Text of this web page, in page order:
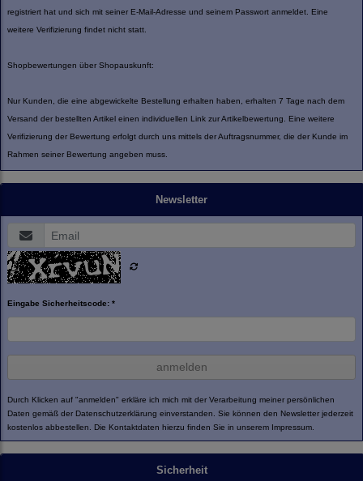
registriert hat und sich mit seiner E-Mail-Adresse und seinem Passwort anmeldet. Eine
weitere Verifizierung findet nicht statt.
Shopbewertungen über Shopauskunft:
Nur Kunden, die eine abgewickelte Bestellung erhalten haben, erhalten 7 Tage nach dem
Versand der bestellten Artikel einen individuellen Link zur Artikelbewertung. Eine weitere
Verifizierung der Bewertung erfolgt durch uns mittels der Auftragsnummer, die der Kunde im
Rahmen seiner Bewertung angeben muss.
Newsletter
Eingabe Sicherheitscode: *
anmelden
Durch Klicken auf "anmelden" erkläre ich mich mit der Verarbeitung meiner persönlichen
Daten gemäß der Datenschutzerklärung einverstanden. Sie können den Newsletter jederzeit
kostenlos abbestellen. Die Kontaktdaten hierzu finden Sie in unserem Impressum.
Sicherheit